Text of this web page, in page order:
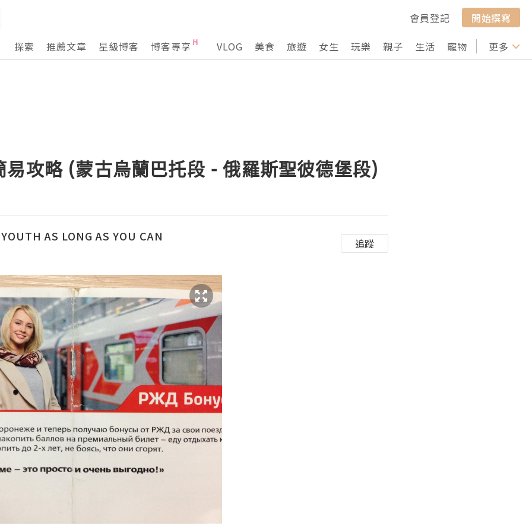
會員登記
開始撰寫
探索
推薦文章 星級博客 博客專享 VLOG 美食 旅遊 女生 玩樂 親子 生活 寵物 行山 打卡
更多
易攻略 (蒙古烏蘭巴托段 - 俄羅斯聖彼德堡段)
AS LONG AS YOU CAN 追蹤